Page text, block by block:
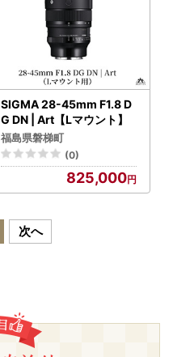
SIGMA 28-45mm F1.8 D
G DN | Art【Lマウント】
福島県磐梯町
(0)
825,000
次へ